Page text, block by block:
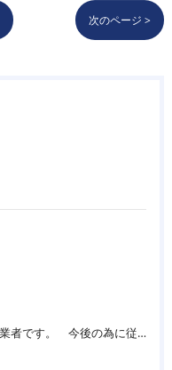
次のページ >
新座市の解体工事業者です。 今後の為に従業員を募集しております。